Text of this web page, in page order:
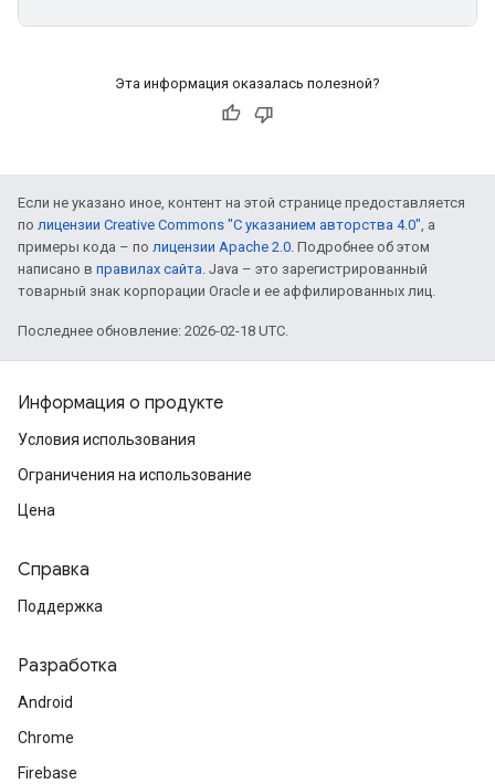
Эта информация оказалась полезной?
Если не указано иное, контент на этой странице предоставляется
по лицензии Creative Commons "С указанием авторства 4.0", а
примеры кода – по лицензии Apache 2.0. Подробнее об этом
написано в правилах сайта. Java – это зарегистрированный
товарный знак корпорации Oracle и ее аффилированных лиц.
Последнее обновление: 2026-02-18 UTC.
Информация о продукте
Условия использования
Ограничения на использование
Цена
Справка
Поддержка
Разработка
Android
Chrome
Firebase